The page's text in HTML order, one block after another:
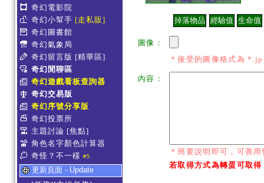
奇幻電影院
奇幻小幫手 [走私販]
奇幻圖書館
奇幻氣象局
奇幻留言版 [精華區]
奇幻閒聊區
奇幻遊戲看板查詢器
奇幻交易版
奇幻序號分享版
奇幻投票所
主題討論 [焦點]
角色名字顏色計算器
奇怪？不一樣 #5
更新頁面 - Update
圖像：
＊接受的圖像格式為
內容：
＊簡要說明即可，可善
若取得方式為轉蛋可取